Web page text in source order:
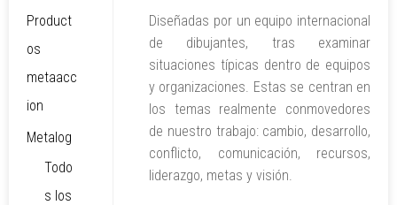
Diseñadas por un equipo internacional
de dibujantes, tras examinar
situaciones típicas dentro de equipos
y organizaciones. Estas se centran en
los temas realmente conmovedores
de nuestro trabajo: cambio, desarrollo,
conflicto, comunicación, recursos,
liderazgo, metas y visión.
Product
os
metaacc
ion
Metalog
Todo
s los